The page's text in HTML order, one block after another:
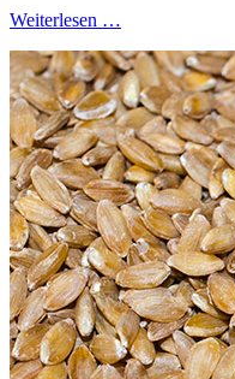
Weiterlesen …